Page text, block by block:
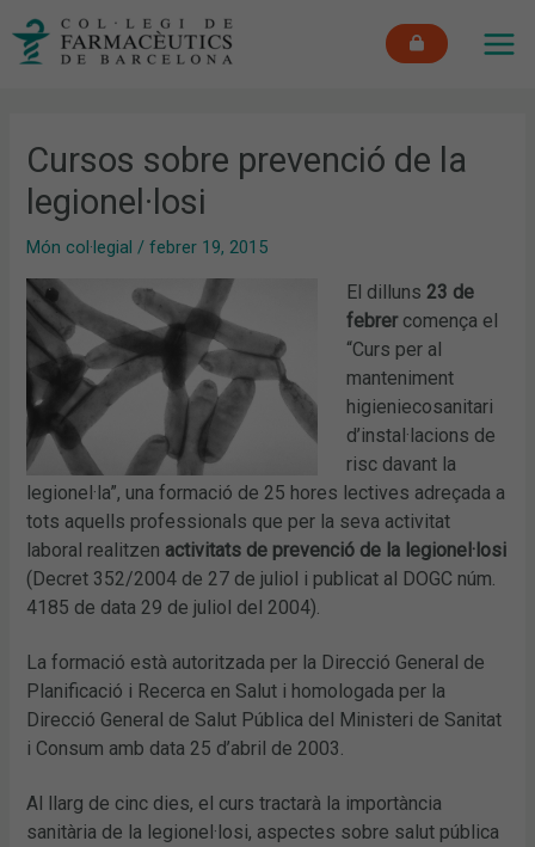
Cursos sobre prevenció de la
legionel·losi
Món col·legial /febrer 19, 2015
El dilluns 23 de
febrercomença el
“Curs per al
manteniment
higieniecosanitari
d’instal·lacions de
risc davant la
legionel·la”, una formació de 25 hores lectives adreçada a
tots aquells professionals que per la seva activitat
laboral realitzen activitats de prevenció de la legionel·losi
(Decret 352/2004 de 27 de juliol i publicat al DOGC núm.
4185 de data 29 de juliol del 2004).
La formació està autoritzada per la Direcció General de
Planificació i Recerca en Salut i homologada per la
Direcció General de Salut Pública del Ministeri de Sanitat
i Consum amb data 25 d’abril de 2003.
Al llarg de cinc dies, el curs tractarà la importància
sanitària de la legionel·losi, aspectes sobre salut pública